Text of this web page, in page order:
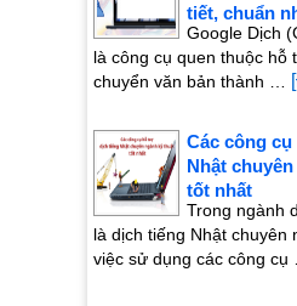
tiết, chuẩn
Google Dịch
là công cụ quen thuộc hỗ
chuyển văn bản thành …
Các công
Nhật
tốt nhất
Trong ngành
là dịch tiếng Nhật chuyên
việc sử dụng các công cụ